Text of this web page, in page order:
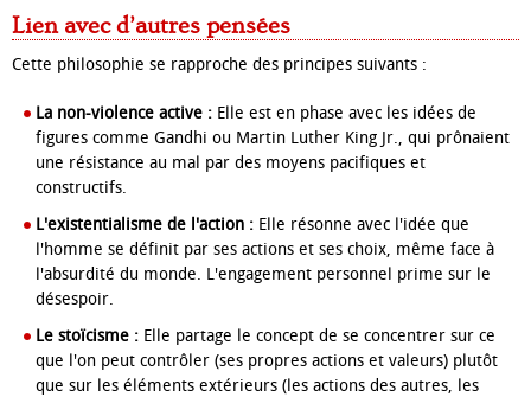
Lien avec d’autres pensées
Cette philosophie se rapproche des principes suivants :
La non-violence active : Elle est en phase avec les idées de
figures comme Gandhi ou Martin Luther King Jr., qui prônaient
une résistance au mal par des moyens pacifiques et
constructifs.
L'existentialisme de l'action : Elle résonne avec l'idée que
l'homme se définit par ses actions et ses choix, même face à
l'absurdité du monde. L'engagement personnel prime sur le
désespoir.
Le stoïcisme : Elle partage le concept de se concentrer sur ce
que l'on peut contrôler (ses propres actions et valeurs) plutôt
que sur les éléments extérieurs (les actions des autres, les